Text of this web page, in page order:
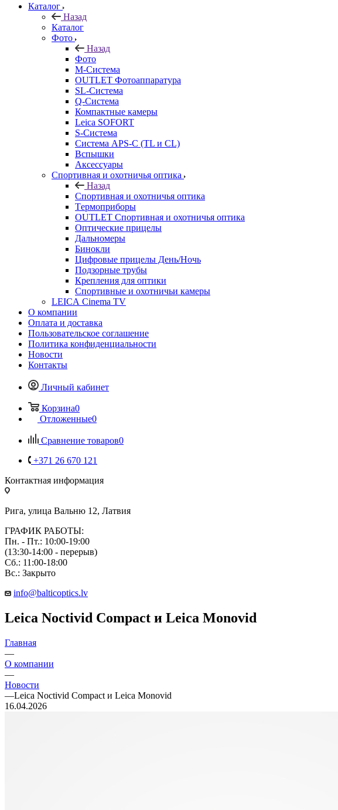
Каталог
Назад
Каталог
Фото
Назад
Фото
M-Система
OUTLET Фотоаппаратура
SL-Система
Q-Cистема
Компактные камеры
Leica SOFORT
S-Система
Система APS-C (TL и CL)
Вспышки
Аксессуары
Спортивная и охотничья оптика
Назад
Спортивная и охотничья оптика
Tермоприборы
OUTLET Спортивная и охотничья оптика
Оптические прицелы
Дальномеры
Бинокли
Цифровые прицелы День/Ночь
Подзорные трубы
Крепления для оптики
Спортивные и охотничьи камеры
LEICA Cinema TV
О компании
Оплата и доставка
Пользовательское соглашение
Политика конфиденциальности
Новости
Контакты
Личный кабинет
Корзина0
Отложенные0
Сравнение товаров0
+371 26 670 121
Контактная информация
Рига, улица Вальню 12, Латвия
ГРАФИК РАБОТЫ:
Пн. - Пт.: 10:00-19:00
(13:30-14:00 - перерыв)
Сб.: 11:00-18:00
Вс.: Закрыто
info@balticoptics.lv
Leica Noctivid Compact и Leica Monovid
Главная
—
О компании
—
Новости
—Leica Noctivid Compact и Leica Monovid
16.04.2026